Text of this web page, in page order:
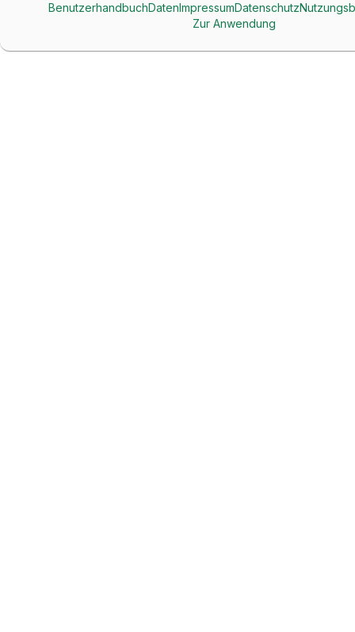
BenutzerhandbuchDatenImpressumDatenschutz
Zur Anwendung